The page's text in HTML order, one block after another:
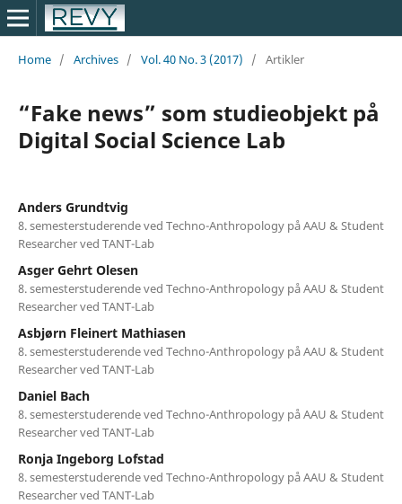
Home / Archives / Vol. 40 No. 3 (2017) / Artikler
“Fake news” som studieobjekt på
Digital Social Science Lab
Anders Grundtvig
8. semesterstuderende ved Techno-Anthropology på AAU & Student
Researcher ved TANT-Lab
Asger Gehrt Olesen
8. semesterstuderende ved Techno-Anthropology på AAU & Student
Researcher ved TANT-Lab
Asbjørn Fleinert Mathiasen
8. semesterstuderende ved Techno-Anthropology på AAU & Student
Researcher ved TANT-Lab
Daniel Bach
8. semesterstuderende ved Techno-Anthropology på AAU & Student
Researcher ved TANT-Lab
Ronja Ingeborg Lofstad
8. semesterstuderende ved Techno-Anthropology på AAU & Student
Researcher ved TANT-Lab